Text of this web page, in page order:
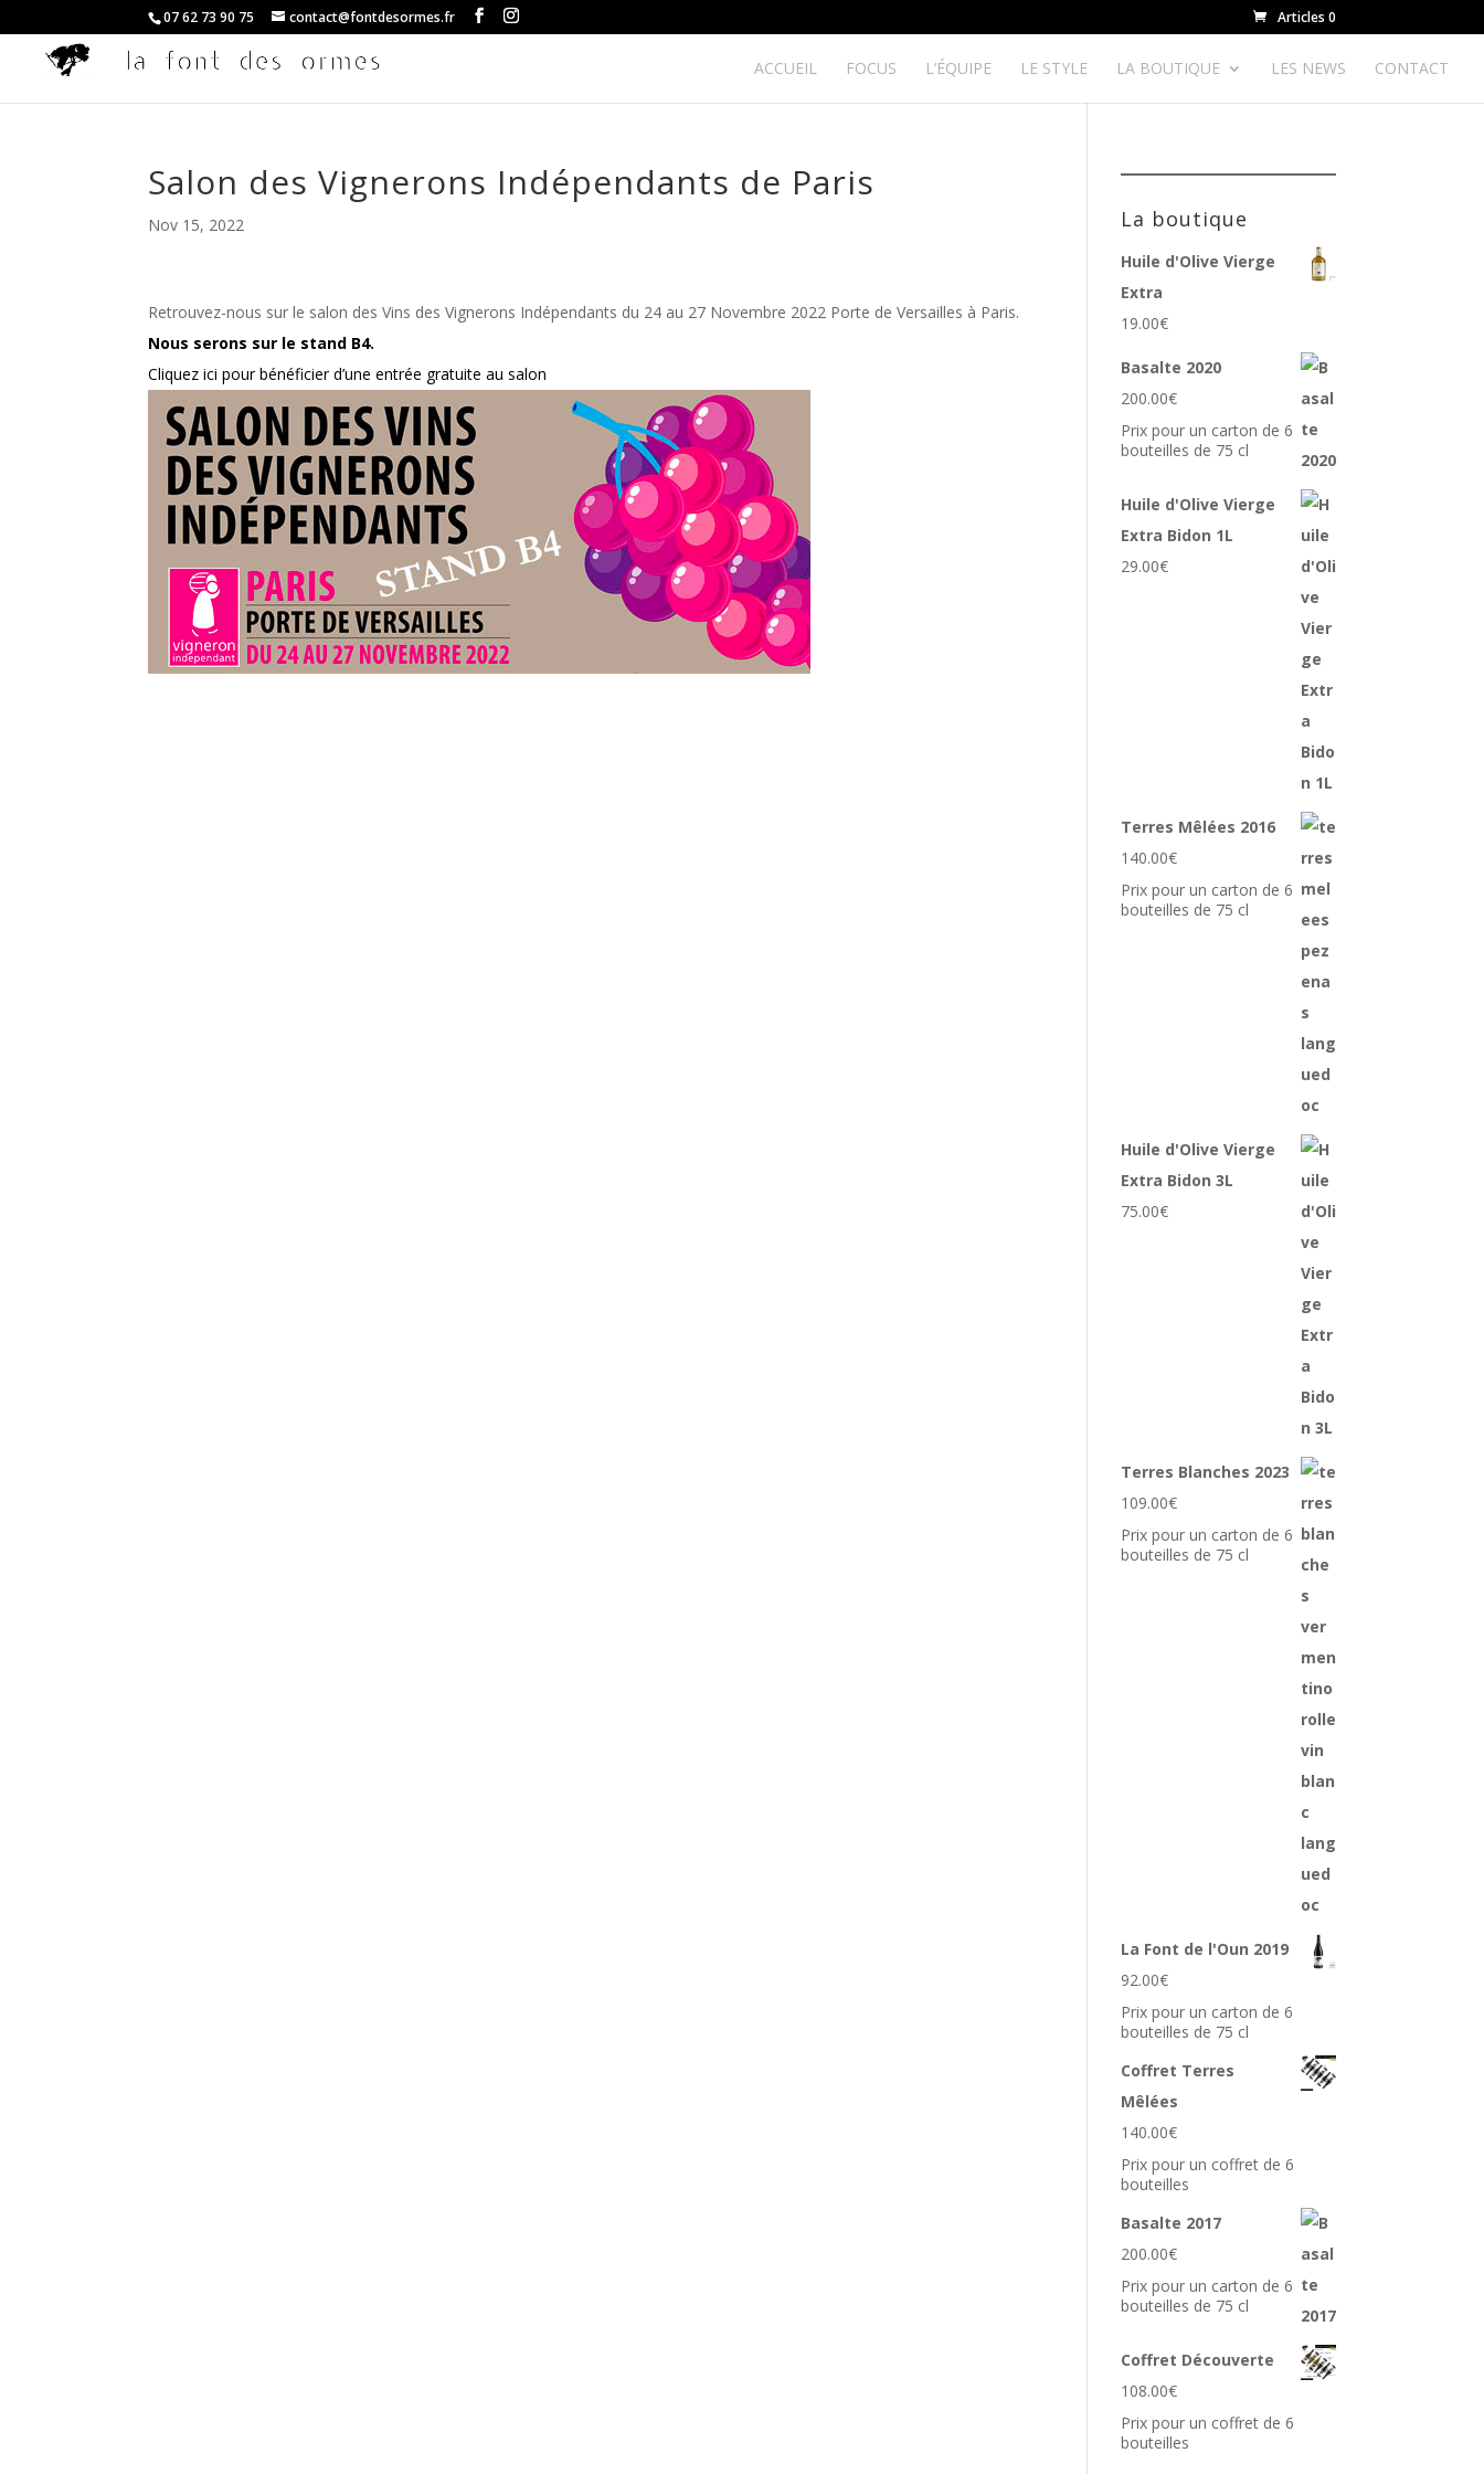
07 62 73 90 75 contact@fontdesormes.fr Articles 0
ACCUEIL FOCUS L’ÉQUIPE LE STYLE LA BOUTIQUE LES NEWS CONTACT
Salon des Vignerons Indépendants de Paris
Nov 15, 2022
Retrouvez-nous sur le salon des Vins des Vignerons Indépendants du 24 au 27 Novembre 2022 Porte de Versailles à Paris.
Nous serons sur le stand B4.
Cliquez ici pour bénéficier d’une entrée gratuite au salon
La boutique
Huile d'Olive Vierge
Extra
19.00€
Basalte 2020
200.00€
Prix pour un carton de 6
bouteilles de 75 cl
Huile d'Olive Vierge
Extra Bidon 1L
29.00€
Terres Mêlées 2016
140.00€
Prix pour un carton de 6
bouteilles de 75 cl
Huile d'Olive Vierge
Extra Bidon 3L
75.00€
Terres Blanches 2023
109.00€
Prix pour un carton de 6
bouteilles de 75 cl
La Font de l'Oun 2019
92.00€
Prix pour un carton de 6
bouteilles de 75 cl
Coffret Terres
Mêlées
140.00€
Prix pour un coffret de 6
bouteilles
Basalte 2017
200.00€
Prix pour un carton de 6
bouteilles de 75 cl
Coffret Découverte
108.00€
Prix pour un coffret de 6
bouteilles